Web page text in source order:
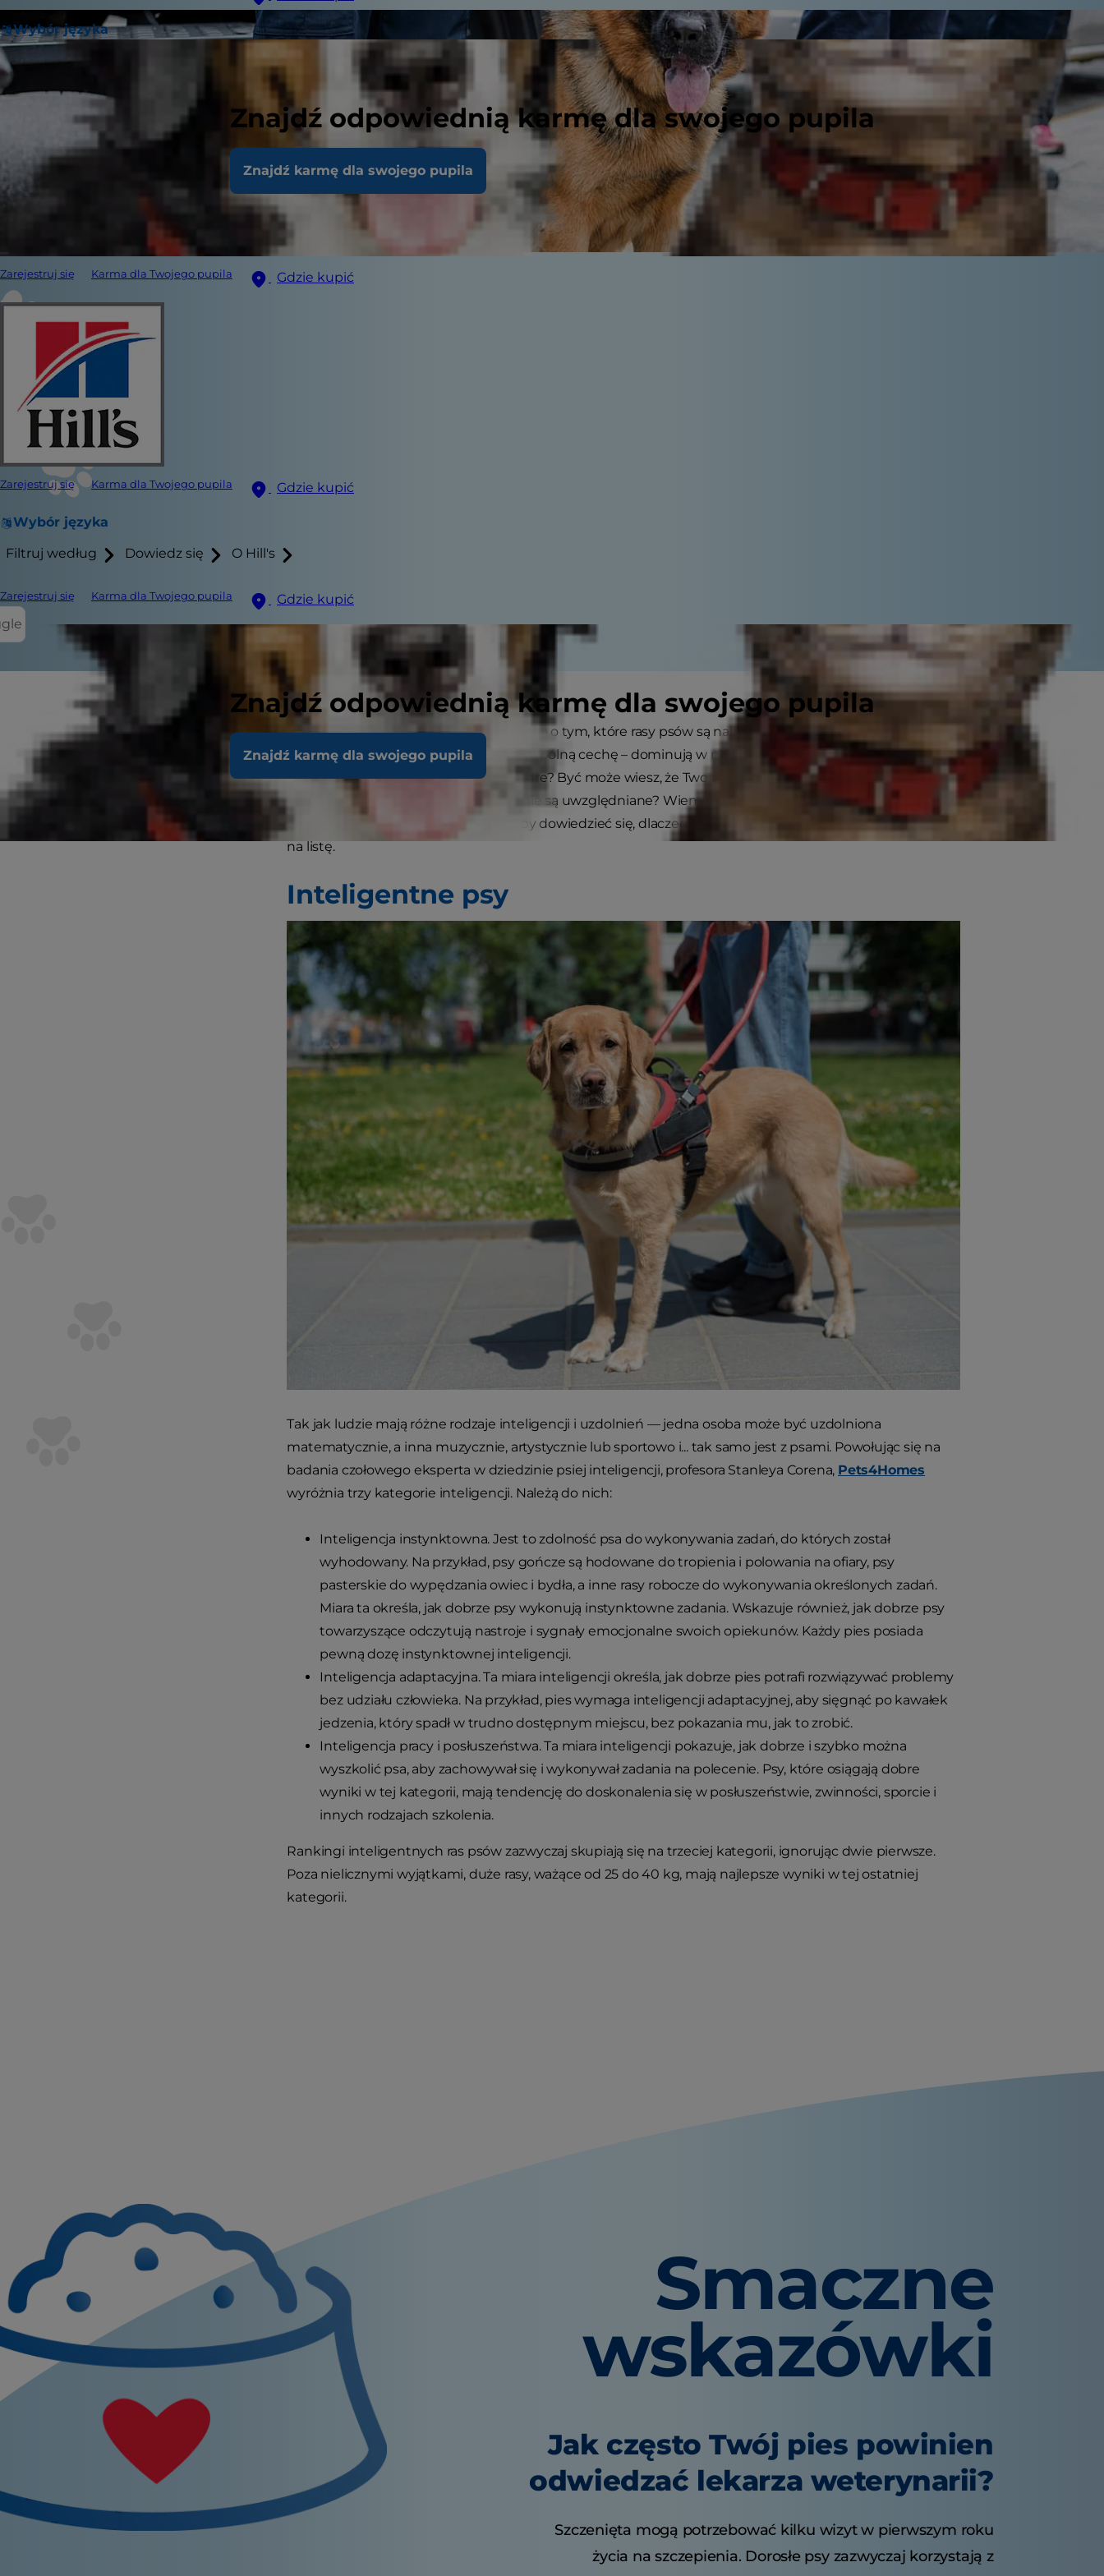
Wybór języka
Znajdź odpowiednią karmę dla swojego pupila
Znajdź karmę dla swojego pupila
Zarejestruj się Karma dla Twojego pupila Gdzie kupić
Zarejestruj się Karma dla Twojego pupila Gdzie kupić
Wybór języka
Filtruj według Dowiedz się O Hill's
Zarejestruj się Karma dla Twojego pupila
Gdzie kupić
Znajdź odpowiednią karmę dla swojego pupila
Znajdź karmę dla swojego pupila
Z pewnością znasz rankingi, które mówią o tym, które rasy psów są najbardziej inteligentne. Choć rankingi
te mogą się nieco różnić, mają jedną wspólną cechę – dominują w nich większe rasy psów. Ale co z
małymi psami? Czy nie są one też mądre? Być może wiesz, że Twoja chihuahua lub pudel miniaturowy to
geniusz, więc dlaczego te rasy nigdy nie są uwzględniane? Wiemy, jak małe i duże psy wypadają pod
względem inteligencji. Czytaj dalej, aby dowiedzieć się, dlaczego Twoja ulubiona mała rasa nigdy nie trafia
na listę.
Inteligentne psy
Tak jak ludzie mają różne rodzaje inteligencji i uzdolnień — jedna osoba może być uzdolniona
matematycznie, a inna muzycznie, artystycznie lub sportowo i... tak samo jest z psami. Powołując się na
badania czołowego eksperta w dziedzinie psiej inteligencji, profesora Stanleya Corena, Pets4Homes
wyróżnia trzy kategorie inteligencji. Należą do nich:
Inteligencja instynktowna. Jest to zdolność psa do wykonywania zadań, do których został
wyhodowany. Na przykład, psy gończe są hodowane do tropienia i polowania na ofiary, psy
pasterskie do wypędzania owiec i bydła, a inne rasy robocze do wykonywania określonych zadań.
Miara ta określa, jak dobrze psy wykonują instynktowne zadania. Wskazuje również, jak dobrze psy
towarzyszące odczytują nastroje i sygnały emocjonalne swoich opiekunów. Każdy pies posiada
pewną dozę instynktownej inteligencji.
Inteligencja adaptacyjna. Ta miara inteligencji określa, jak dobrze pies potrafi rozwiązywać problemy
bez udziału człowieka. Na przykład, pies wymaga inteligencji adaptacyjnej, aby sięgnąć po kawałek
jedzenia, który spadł w trudno dostępnym miejscu, bez pokazania mu, jak to zrobić.
Inteligencja pracy i posłuszeństwa. Ta miara inteligencji pokazuje, jak dobrze i szybko można
wyszkolić psa, aby zachowywał się i wykonywał zadania na polecenie. Psy, które osiągają dobre
wyniki w tej kategorii, mają tendencję do doskonalenia się w posłuszeństwie, zwinności, sporcie i
innych rodzajach szkolenia.
Rankingi inteligentnych ras psów zazwyczaj skupiają się na trzeciej kategorii, ignorując dwie pierwsze.
Poza nielicznymi wyjątkami, duże rasy, ważące od 25 do 40 kg, mają najlepsze wyniki w tej ostatniej
kategorii.
Smaczne
wskazówki
Jak często Twój pies powinien
odwiedzać lekarza weterynarii?
Szczenięta mogą potrzebować kilku wizyt w pierwszym roku
życia na szczepienia. Dorosłe psy zazwyczaj korzystają z